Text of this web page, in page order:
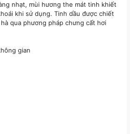
nhạt, mùi hương the mát tinh khiết
khi sử dụng. Tinh dầu được chiết
qua phương pháp chưng cất hơi
gian